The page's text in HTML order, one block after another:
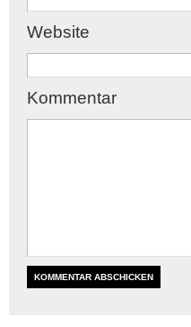
Website
Kommentar